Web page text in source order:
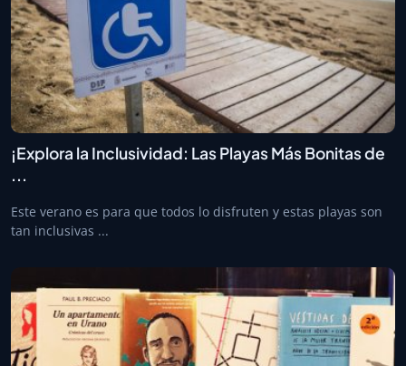
¡Explora la Inclusividad: Las Playas Más Bonitas de
...
Este verano es para que todos lo disfruten y estas playas son
tan inclusivas ...